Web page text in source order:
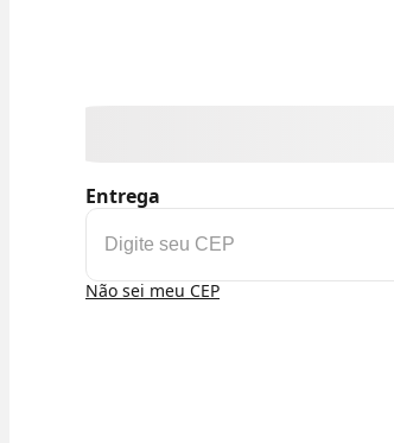
Entrega
Não sei meu CEP